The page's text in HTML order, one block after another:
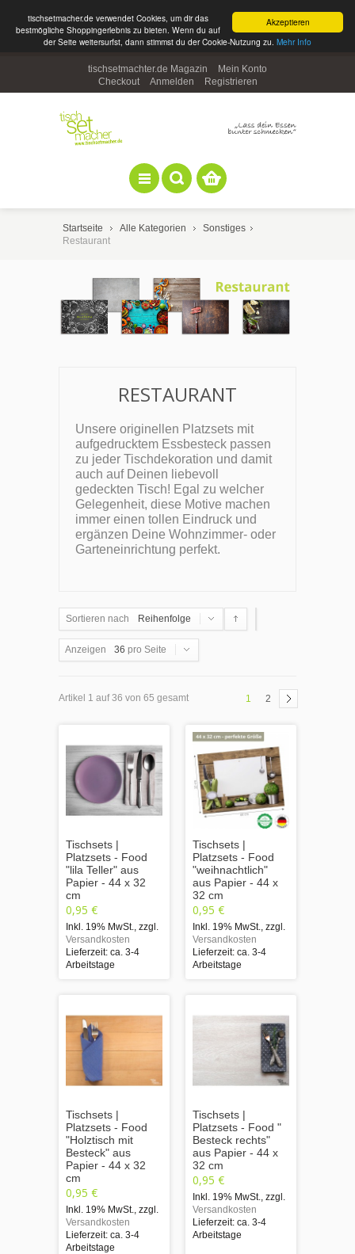
Akzeptieren
tischsetmacher.de verwendet Cookies, um dir das
bestmögliche Shoppingerlebnis zu bieten. Wenn du auf
der Seite weitersurfst, dann stimmst du der Cookie-Nutzung zu. Mehr Info
tischsetmachter.de Magazin
Mein Konto
Checkout
Anmelden Registrieren
Startseite Alle Kategorien
Sonstiges
Restaurant
RESTAURANT
Unsere originellen Platzsets mit
aufgedrucktem Essbesteck passen
zu jeder Tischdekoration und damit
auch auf Deinen liebevoll
gedeckten Tisch! Egal zu welcher
Gelegenheit, diese Motive machen
immer einen tollen Eindruck und
ergänzen Deine Wohnzimmer- oder
Garteneinrichtung perfekt.
Sortieren nach Reihenfolge
Anzeigen 36 pro Seite
Artikel 1 auf 36 von 65 gesamt 1 2
Tischsets |
Platzsets - Food
"lila Teller" aus
Papier - 44 x 32
cm
0,95 €
Inkl. 19% MwSt. zzgl.
Versandkosten
Lieferzeit: ca. 3-4
Arbeitstage
Tischsets |
Platzsets - Food
"weihnachtlich"
aus Papier - 44 x
32 cm
0,95 €
Inkl. 19% MwSt. zzgl.
Versandkosten
Lieferzeit: ca. 3-4
Arbeitstage
Tischsets |
Platzsets - Food
"Holztisch mit
Besteck" aus
Papier - 44 x 32
cm
0,95 €
Inkl. 19% MwSt. zzgl.
Versandkosten
Lieferzeit: ca. 3-4
Arbeitstage
Tischsets |
Platzsets - Food "
Besteck rechts"
aus Papier - 44 x
32 cm
0,95 €
Inkl. 19% MwSt. zzgl.
Versandkosten
Lieferzeit: ca. 3-4
Arbeitstage